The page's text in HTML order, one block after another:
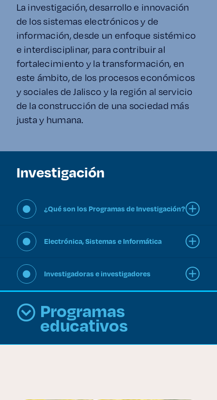
Derecho
Lo más buscado
Carreras
Derecho
Becas
La investigación, desarrollo e innovación
de los sistemas electrónicos y de
información, desde un enfoque sistémico
e interdisciplinar, para contribuir al
fortalecimiento y la transformación, en
este ámbito, de los procesos económicos
y sociales de Jalisco y la región al servicio
de la construcción de una sociedad más
justa y humana.
Investigación
¿Qué son los Programas de Investigación?
Electrónica, Sistemas e Informática
Investigadoras e investigadores
Programas
educativos